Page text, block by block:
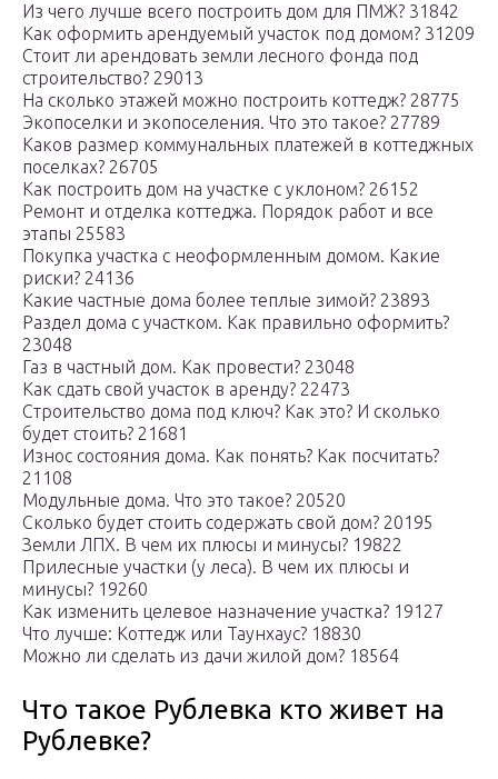
Из чего лучше всего построить дом для ПМЖ? 31842
Как оформить арендуемый участок под домом? 31209
Стоит ли арендовать земли лесного фонда под
строительство? 29013
На сколько этажей можно построить коттедж? 28775
Экопоселки и экопоселения. Что это такое? 27789
Каков размер коммунальных платежей в коттеджных
поселках? 26705
Как построить дом на участке с уклоном? 26152
Ремонт и отделка коттеджа. Порядок работ и все
этапы 25583
Покупка участка с неоформленным домом. Какие
риски? 24136
Какие частные дома более теплые зимой? 23893
Раздел дома с участком. Как правильно оформить?
23048
Газ в частный дом. Как провести? 23048
Как сдать свой участок в аренду? 22473
Строительство дома под ключ? Как это? И сколько
будет стоить? 21681
Износ состояния дома. Как понять? Как посчитать?
21108
Модульные дома. Что это такое? 20520
Сколько будет стоить содержать свой дом? 20195
Земли ЛПХ. В чем их плюсы и минусы? 19822
Прилесные участки (у леса). В чем их плюсы и
минусы? 19260
Как изменить целевое назначение участка? 19127
Что лучше: Коттедж или Таунхаус? 18830
Можно ли сделать из дачи жилой дом? 18564
Что такое Рублевка кто живет на
Рублевке?